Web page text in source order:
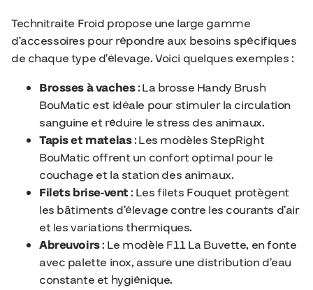
Technitraite Froid propose une large gamme
d’accessoires pour répondre aux besoins spécifiques
de chaque type d’élevage. Voici quelques exemples :
Brosses à vaches: La brosse Handy Brush
BouMatic est idéale pour stimuler la circulation
sanguine et réduire le stress des animaux.
Tapis et matelas: Les modèles StepRight
BouMatic offrent un confort optimal pour le
couchage et la station des animaux.
Filets brise-vent: Les filets Fouquet protègent
les bâtiments d’élevage contre les courants d’air
et les variations thermiques.
Abreuvoirs: Le modèle F11 La Buvette, en fonte
avec palette inox, assure une distribution d’eau
constante et hygiénique.